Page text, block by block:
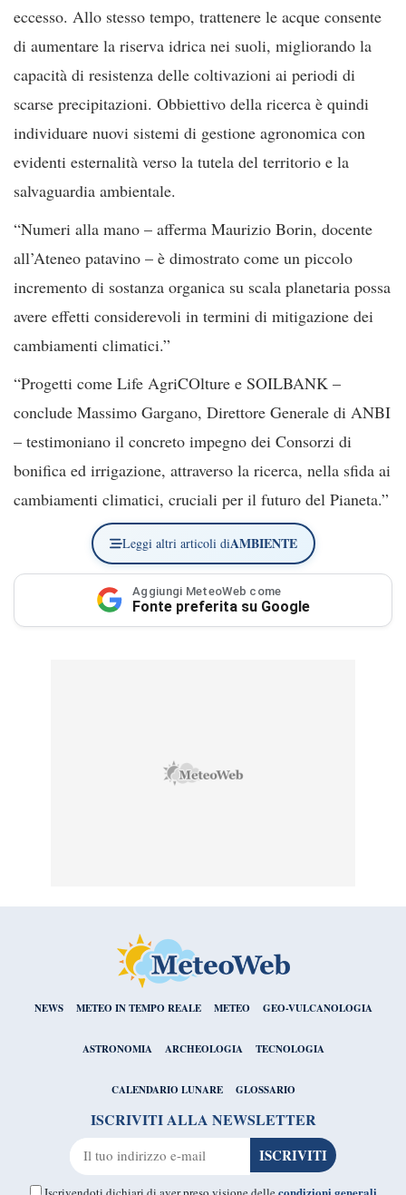
eccesso. Allo stesso tempo, trattenere le acque consente
di aumentare la riserva idrica nei suoli, migliorando la
capacità di resistenza delle coltivazioni ai periodi di
scarse precipitazioni. Obbiettivo della ricerca è quindi
individuare nuovi sistemi di gestione agronomica con
evidenti esternalità verso la tutela del territorio e la
salvaguardia ambientale.
“Numeri alla mano – afferma Maurizio Borin, docente
all’Ateneo patavino – è dimostrato come un piccolo
incremento di sostanza organica su scala planetaria possa
avere effetti considerevoli in termini di mitigazione dei
cambiamenti climatici.”
“Progetti come Life AgriCOlture e SOILBANK –
conclude Massimo Gargano, Direttore Generale di ANBI
– testimoniano il concreto impegno dei Consorzi di
bonifica ed irrigazione, attraverso la ricerca, nella sfida ai
cambiamenti climatici, cruciali per il futuro del Pianeta.”
Leggi altri articoli diAMBIENTE
Aggiungi MeteoWeb come
Fonte preferita su Google
NEWS METEO IN TEMPO REALE METEO GEO-VULCANOLOGIA
ASTRONOMIA ARCHEOLOGIA TECNOLOGIA
CALENDARIO LUNARE GLOSSARIO
ISCRIVITI ALLA NEWSLETTER